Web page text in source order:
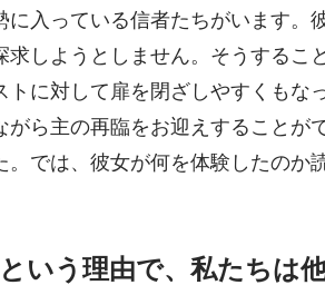
入っている信者たちがいます。
しようとしません。そうするこ
に対して扉を閉ざしやすくもな
ら主の再臨をお迎えすることが
では、彼女が何を体験したのか
いう理由で、私たちは